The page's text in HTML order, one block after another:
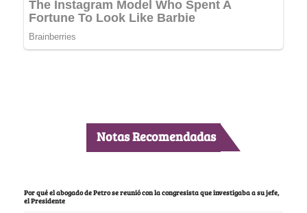
Notas Recomendadas
Por qué el abogado de Petro se reunió con la congresista que investigaba a su jefe,
el Presidente